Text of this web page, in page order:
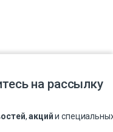
на рассылку
,акцийи